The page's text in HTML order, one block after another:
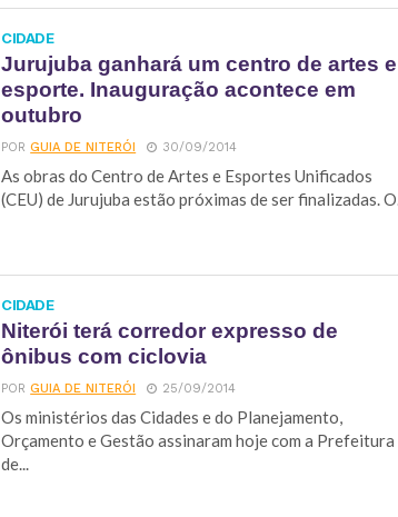
CIDADE
Jurujuba ganhará um centro de artes e
esporte. Inauguração acontece em
outubro
PORGUIA DE NITERÓI 30/09/2014
As obras do Centro de Artes e Esportes Unificados
(CEU) de Jurujuba estão próximas de ser finalizadas.
CIDADE
Niterói terá corredor expresso de
ônibus com ciclovia
PORGUIA DE NITERÓI 25/09/2014
Os ministérios das Cidades e do Planejamento,
Orçamento e Gestão assinaram hoje com a Prefeitura
de...